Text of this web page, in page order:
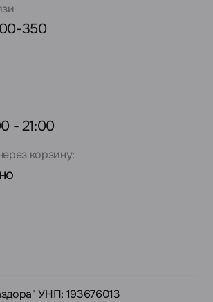
350
- 21:00
корзину:
УНП: 193676013